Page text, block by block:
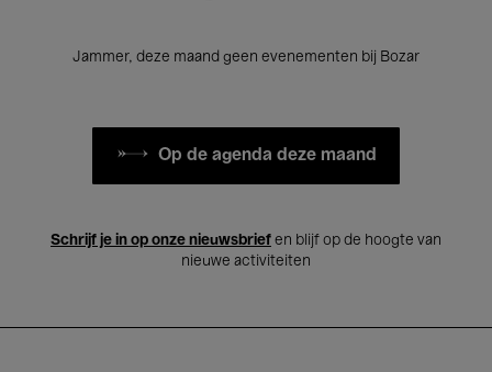
Jammer, deze maand geen evenementen bij Bozar
Op de agenda deze maand
Schrijf je in op onze nieuwsbrief en blijf op de hoogte van
nieuwe activiteiten